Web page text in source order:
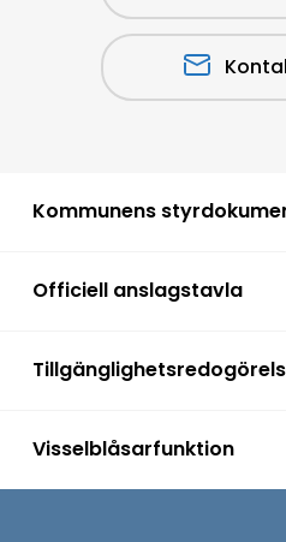
Kommunens
Officiell anslagstavla
Visselblåsarfunktion